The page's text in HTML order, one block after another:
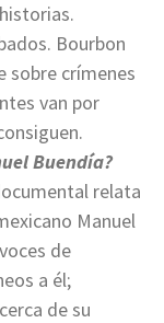
Bourbon
sobre crímenes
van por
Buendía?
relata
Manuel
de
a él;
de su